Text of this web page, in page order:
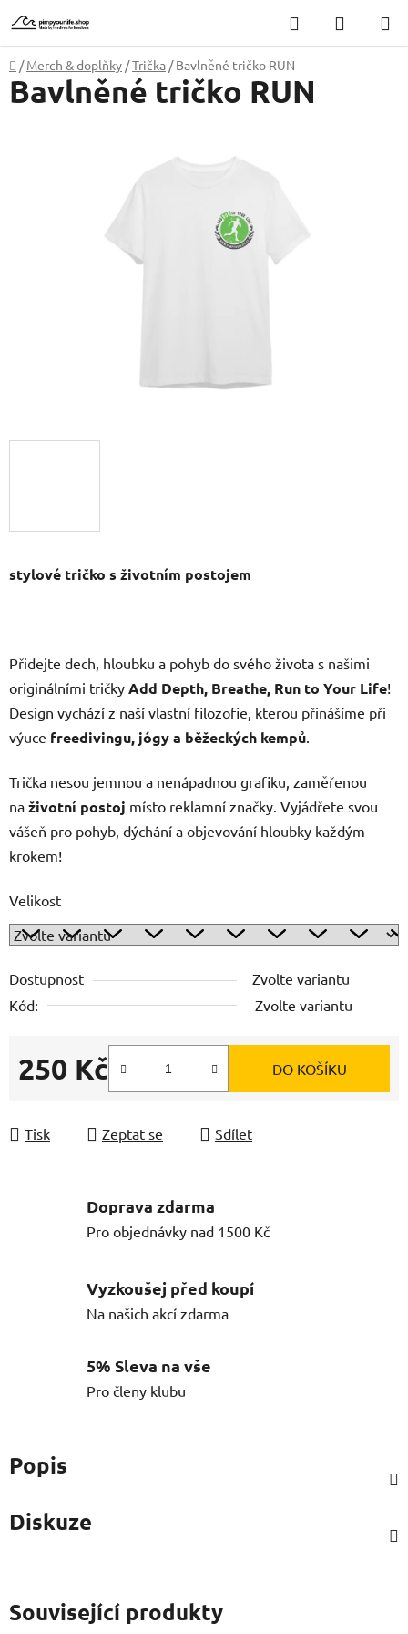
na
obsah
Hledat
KOŠÍK
Domů
/ Merch & doplňky /Trička / Bavlněné tričko RUN
stylové tričko s životním postojem
Přidejte dech, hloubku a pohyb do svého života s našimi
originálními tričky Add Depth, Breathe, Run to Your Life!
Design vychází z naší vlastní filozofie, kterou přinášíme při
výuce freedivingu, jógy a běžeckých kempů
Trička nesou jemnou a nenápadnou grafiku, zaměřenou
na životní postoj místo reklamní značky. Vyjádřete svou
vášeň pro pohyb, dýchání a objevování hloubky každým
krokem!
Velikost
Dostupnost
Zvolte variantu
Kód:
Zvolte variantu
250 Kč DO KOŠÍKU
Tisk Zeptat se Sdílet
Bavlněné tričko RUN
Doprava zdarma
Pro objednávky nad 1500 Kč
Vyzkoušej před koupí
Na našich akcí zdarma
5% Sleva na vše
Pro členy klubu
Popis
Diskuze
Související produkty